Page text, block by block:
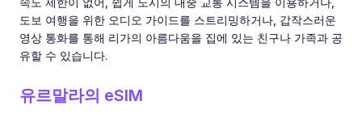
도보 여행을 위한 오디오 가이드를 스트리밍하거나, 갑작스러운
영상 통화를 통해 리가의 아름다움을 집에 있는 친구나 가족과 공
유할 수 있습니다.
유르말라의 eSIM